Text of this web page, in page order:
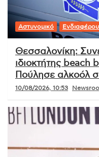
Αστυνομικό
Θεσσαλονίκη:
ιδιοκτήτης
Πούλησε αλκοόλ
10/08/2026, 10:53